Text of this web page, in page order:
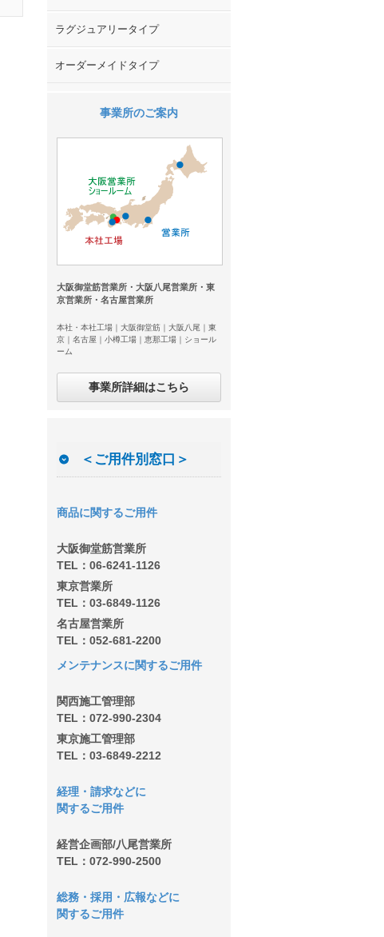
ラグジュアリータイプ
オーダーメイドタイプ
事業所のご案内
大阪御堂筋営業所・大阪八尾営業所・東
京営業所・名古屋営業所
本社・本社工場｜大阪御堂筋｜大阪八尾｜東
京｜名古屋｜小樽工場｜恵那工場｜ショール
ーム
事業所詳細はこちら
＜ご用件別窓口＞
商品に関するご用件
大阪御堂筋営業所
TEL：06-6241-1126
東京営業所
TEL：03-6849-1126
名古屋営業所
TEL：052-681-2200
メンテナンスに関するご用件
関西施工管理部
TEL：072-990-2304
東京施工管理部
TEL：03-6849-2212
経理・請求などに
関するご用件
経営企画部/八尾営業所
TEL：072-990-2500
総務・採用・広報などに
関するご用件